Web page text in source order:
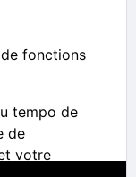
fonctions
tempo de
de
votre